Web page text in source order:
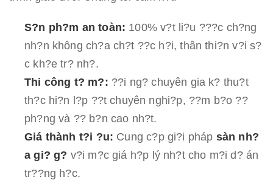
S?n ph?m an toàn: 100% v?t li?u ???c ch?ng
nh?n không ch?a ch?t ??c h?i, thân thi?n v?i s?
c kh?e tr? nh?.
Thi công t? m?: ??i ng? chuyên gia k? thu?t
th?c hi?n l?p ??t chuyên nghi?p, ??m b?o ??
ph?ng và ?? b?n cao nh?t.
Giá thành t?i ?u: Cung c?p gi?i pháp sàn nh?
a gi? g? v?i m?c giá h?p lý nh?t cho m?i d? án
tr??ng h?c.